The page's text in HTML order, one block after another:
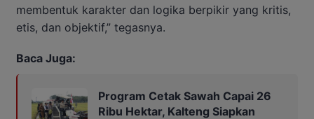
membentuk karakter dan logika berpikir yang kritis,
etis, dan objektif,” tegasnya.
Baca Juga:
Program Cetak Sawah Capai 26
Ribu Hektar, Kalteng Siapkan